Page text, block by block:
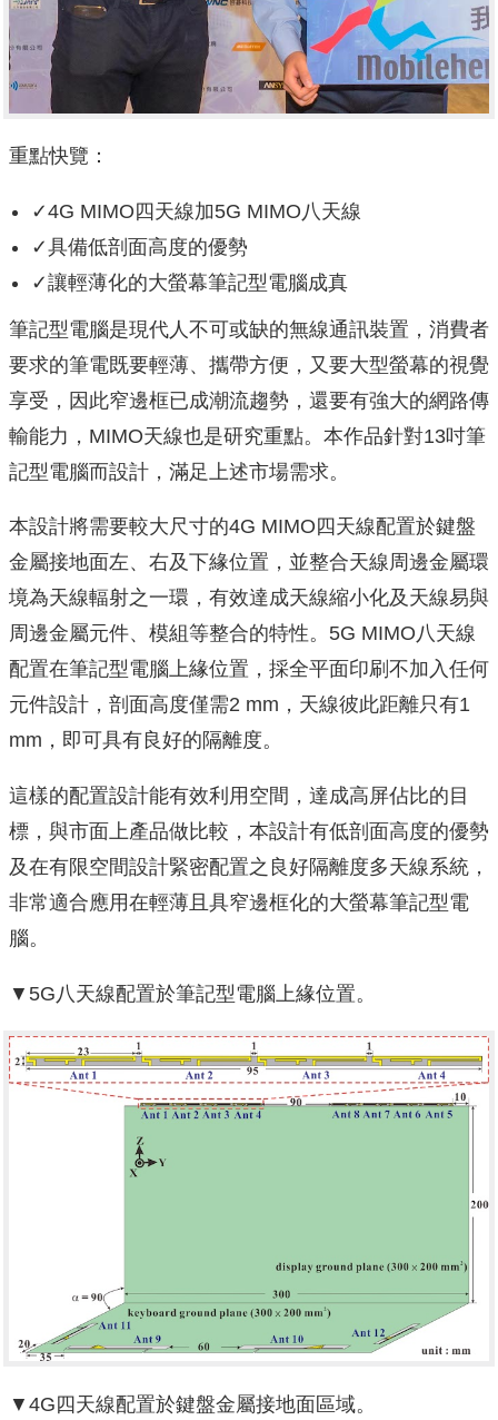
重點快覽：
✓4G MIMO四天線加5G MIMO八天線
✓具備低剖面高度的優勢
✓讓輕薄化的大螢幕筆記型電腦成真
筆記型電腦是現代人不可或缺的無線通訊裝置，消費者
要求的筆電既要輕薄、攜帶方便，又要大型螢幕的視覺
享受，因此窄邊框已成潮流趨勢，還要有強大的網路傳
輸能力，MIMO天線也是研究重點。本作品針對13吋筆
記型電腦而設計，滿足上述市場需求。
本設計將需要較大尺寸的4G MIMO四天線配置於鍵盤
金屬接地面左、右及下緣位置，並整合天線周邊金屬環
境為天線輻射之一環，有效達成天線縮小化及天線易與
周邊金屬元件、模組等整合的特性。5G MIMO八天線
配置在筆記型電腦上緣位置，採全平面印刷不加入任何
元件設計，剖面高度僅需2 mm，天線彼此距離只有1
mm，即可具有良好的隔離度。
這樣的配置設計能有效利用空間，達成高屏佔比的目
標，與市面上產品做比較，本設計有低剖面高度的優勢
及在有限空間設計緊密配置之良好隔離度多天線系統，
非常適合應用在輕薄且具窄邊框化的大螢幕筆記型電
腦。
▼5G八天線配置於筆記型電腦上緣位置。
▼4G四天線配置於鍵盤金屬接地面區域。